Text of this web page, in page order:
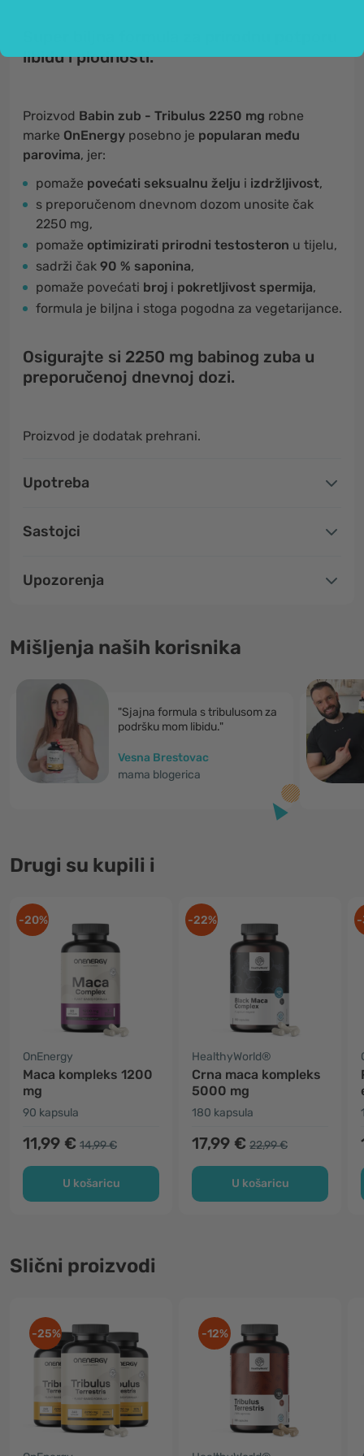
libidu i plodnosti.
Proizvod Babin zub - Tribulus 2250 mg robne
marke OnEnergy posebno je popularan među
parovima, jer:
pomaže povećati seksualnu želju i izdržljivost,
s preporučenom dnevnom dozom unosite čak
2250 mg,
pomaže optimizirati prirodni testosteron u tijelu,
sadrži čak 90 % saponina,
pomaže povećati broj i pokretljivost spermija,
formula je biljna i stoga pogodna za vegetarijance.
Osigurajte si 2250 mg babinog zuba u
preporučenoj dnevnoj dozi.
Proizvod je dodatak prehrani.
Upotreba
Sastojci
Upozorenja
Mišljenja naših korisnika
"Sjajna formula s tribulusom za
podršku mom libidu."
Vesna Brestovac
mama blogerica
Drugi su kupili i
-20%
OnEnergy
Maca kompleks 1200
mg
90 kapsula
11,99 € 14,99 €
U košaricu
-22%
HealthyWorld®
Crna maca kompleks
5000 mg
180 kapsula
17,99 € 22,99 €
U košaricu
-
Slični proizvodi
-25% -12%